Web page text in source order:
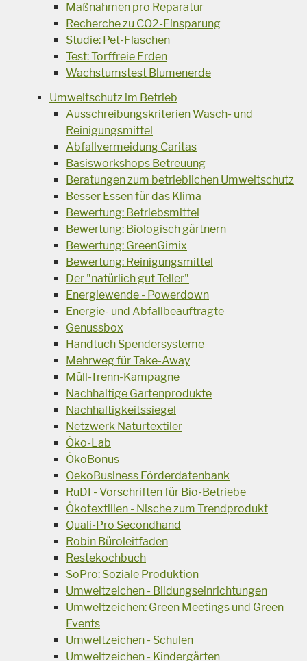
Maßnahmen pro Reparatur
Recherche zu CO2-Einsparung
Studie: Pet-Flaschen
Test: Torffreie Erden
Wachstumstest Blumenerde
Umweltschutz im Betrieb
Ausschreibungskriterien Wasch- und
Reinigungsmittel
Abfallvermeidung Caritas
Basisworkshops Betreuung
Beratungen zum betrieblichen Umweltschutz
Besser Essen für das Klima
Bewertung: Betriebsmittel
Bewertung: Biologisch gärtnern
Bewertung: GreenGimix
Bewertung: Reinigungsmittel
Der "natürlich gut Teller"
Energiewende - Powerdown
Energie- und Abfallbeauftragte
Genussbox
Handtuch Spendersysteme
Mehrweg für Take-Away
Müll-Trenn-Kampagne
Nachhaltige Gartenprodukte
Nachhaltigkeitssiegel
Netzwerk Naturtextiler
Öko-Lab
ÖkoBonus
OekoBusiness Förderdatenbank
RuDI - Vorschriften für Bio-Betriebe
Ökotextilien - Nische zum Trendprodukt
Quali-Pro Secondhand
Robin Büroleitfaden
Restekochbuch
SoPro: Soziale Produktion
Umweltzeichen - Bildungseinrichtungen
Umweltzeichen: Green Meetings und Green
Events
Umweltzeichen - Schulen
Umweltzeichen - Kindergärten